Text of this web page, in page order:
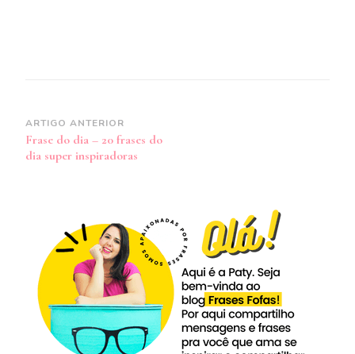
Navegação
de
post
ARTIGO ANTERIOR
Frase do dia – 20 frases do
dia super inspiradoras